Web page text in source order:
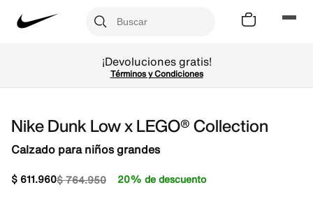
¡Devoluciones gratis!
Términos y Condiciones
Nike Dunk Low x LEGO® Collection
Calzado para niños grandes
$764.950
$ 611.960 20% de descuento